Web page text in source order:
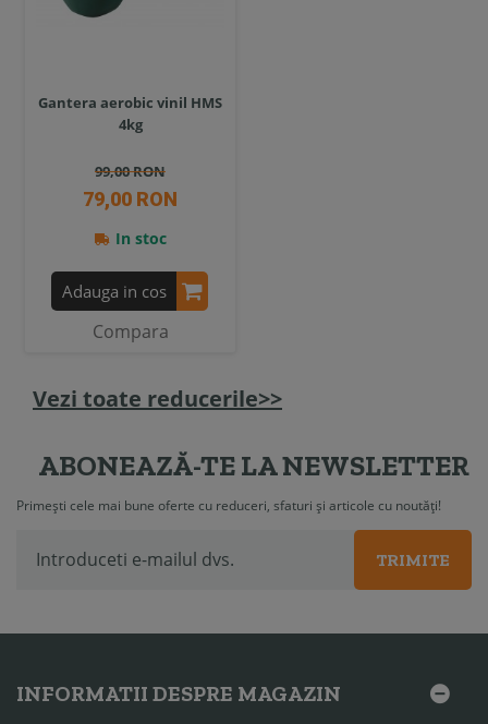
Gantera aerobic vinil HMS
4kg
99,00 RON
79,00 RON
In stoc
Adauga in cos
Compara
Vezi toate reducerile>>
ABONEAZĂ-TE LA NEWSLETTER
Primești cele mai bune oferte cu reduceri, sfaturi și articole cu noutăți!
TRIMITE
INFORMATII DESPRE MAGAZIN